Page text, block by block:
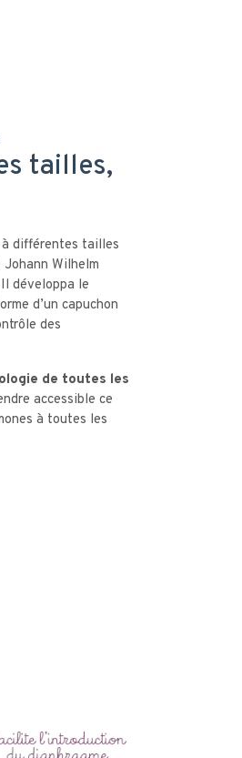
tailles,
à différentes tailles
Wilhelm
développa le
d’un capuchon
des
de toutes les
accessible ce
à toutes les